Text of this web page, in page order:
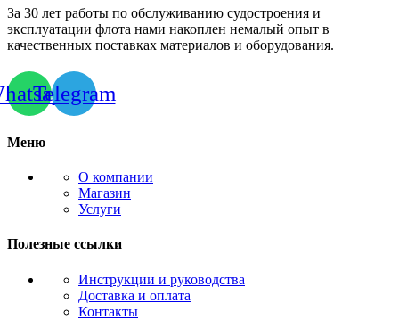
За 30 лет работы по обслуживанию судостроения и
эксплуатации флота нами накоплен немалый опыт в
качественных поставках материалов и оборудования.
Telegram
Меню
О компании
Магазин
Услуги
Полезные ссылки
Инструкции и руководства
Доставка и оплата
Контакты